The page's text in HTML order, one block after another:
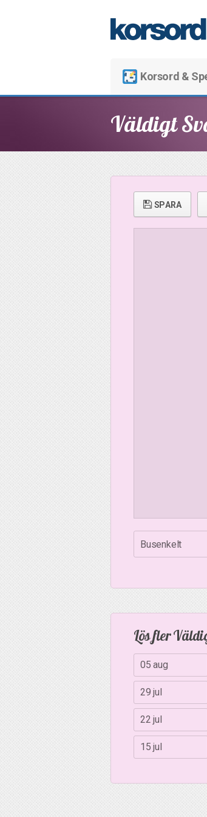
Korsord &
Väldigt
SPARA
Busenkelt
Lös fler
05 aug
29 jul
22 jul
15 jul